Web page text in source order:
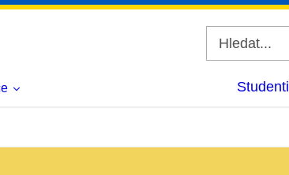
Studenti